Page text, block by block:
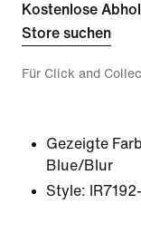
Kostenlose
Store suchen
Für Click and
Gezeigte
Blue/Blur
Style: